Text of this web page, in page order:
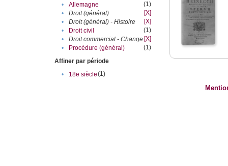
•
Allemagne
(1)
•
Droit (général)
[X]
•
Droit (général) - Histoire
[X]
•
Droit civil
(1)
•
Droit commercial - Change [X]
•
Procédure (général)
(1)
Affiner par période
•
18e siècle(1)